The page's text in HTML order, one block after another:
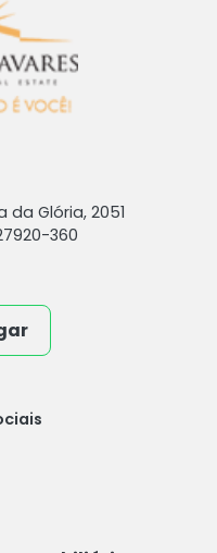
da Glória, 2051
360